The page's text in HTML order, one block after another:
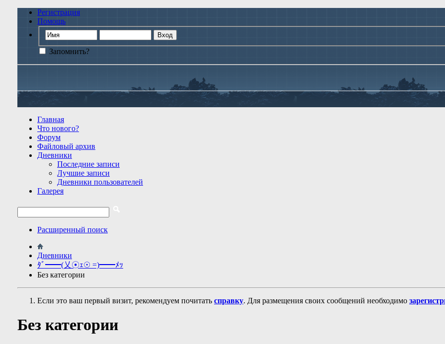
Регистрация
Помощь
Запомнить?
Главная
Что нового?
Форум
Файловый архив
Дневники
Последние записи
Лучшие записи
Дневники пользователей
Галерея
Расширенный поиск
Дневники
ﾀﾞ━━(乂☉ｪ☉ =)━━ﾒｯ
Без категории
Если это ваш первый визит, рекомендуем почитать справку. Для размещения своих сообщений необходимо
Без категории